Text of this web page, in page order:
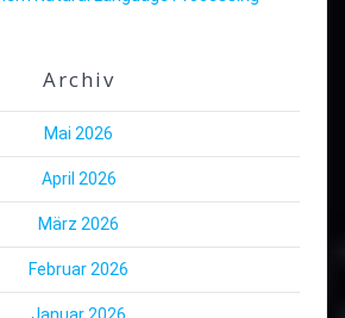
Archiv
Mai 2026
April 2026
März 2026
Februar 2026